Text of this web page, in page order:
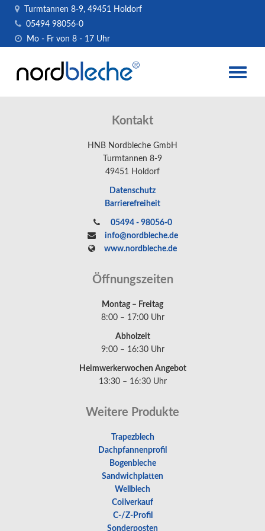
Turmtannen 8-9, 49451 Holdorf
05494 98056-0
Mo - Fr von 8 - 17 Uhr
Toggle
Kontakt
HNB Nordbleche GmbH
Turmtannen 8-9
49451 Holdorf
Datenschutz
Barrierefreiheit
05494 - 98056-0
info@nordbleche.de
www.nordbleche.de
Öffnungszeiten
Montag – Freitag
8:00 – 17:00 Uhr
Abholzeit
9:00 – 16:30 Uhr
Heimwerkerwochen Angebot
13:30 – 16:30 Uhr
Weitere Produkte
Trapezblech
Dachpfannenprofil
Bogenbleche
Sandwichplatten
Wellblech
Coilverkauf
C-/Z-Profil
Sonderposten